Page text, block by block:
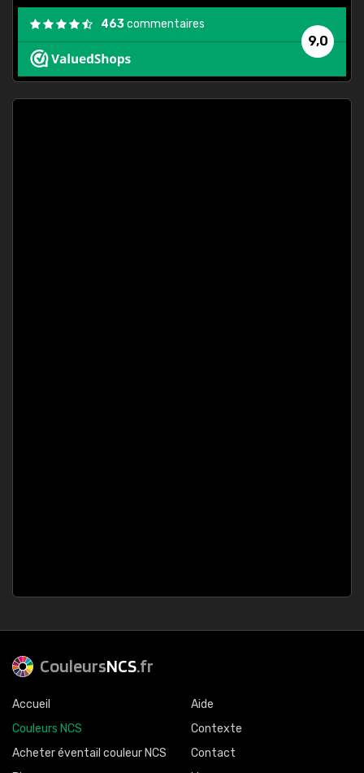
9,0
463commentaires
CouleursNCS.fr
Accueil
Couleurs NCS
Acheter éventail couleur NCS
Aide
Contexte
Contact